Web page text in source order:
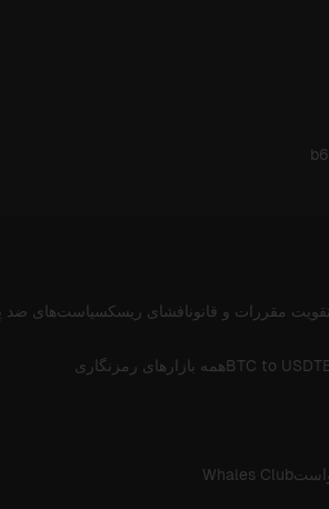
مقررات و قانونافشای ریسکسیاست‌های ضد
BTC to USDTهمه بازارهای رمزنگاری
Whales Club